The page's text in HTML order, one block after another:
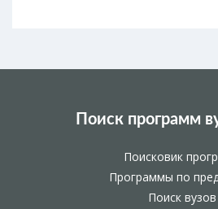
Поиск программ
Поисковик
Программы по
Поиск вузов